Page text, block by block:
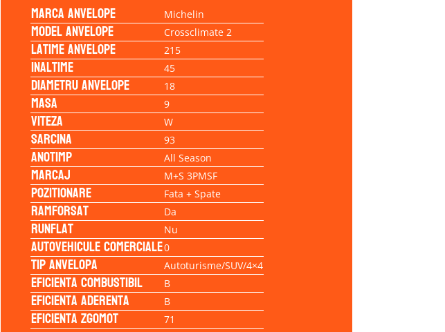
Marca anvelope Michelin
Model anvelope Crossclimate 2
Latime anvelope 215
Inaltime 45
Diametru anvelope 18
Masa 9
Viteza W
Sarcina 93
Anotimp All Season
Marcaj M+S 3PMSF
Pozitionare Fata + Spate
Ramforsat Da
Runflat Nu
Autovehicule comerciale0
Tip anvelopa Autoturisme/SUV/4×4
Eficienta Combustibil B
Eficienta Aderenta B
Eficienta Zgomot 71